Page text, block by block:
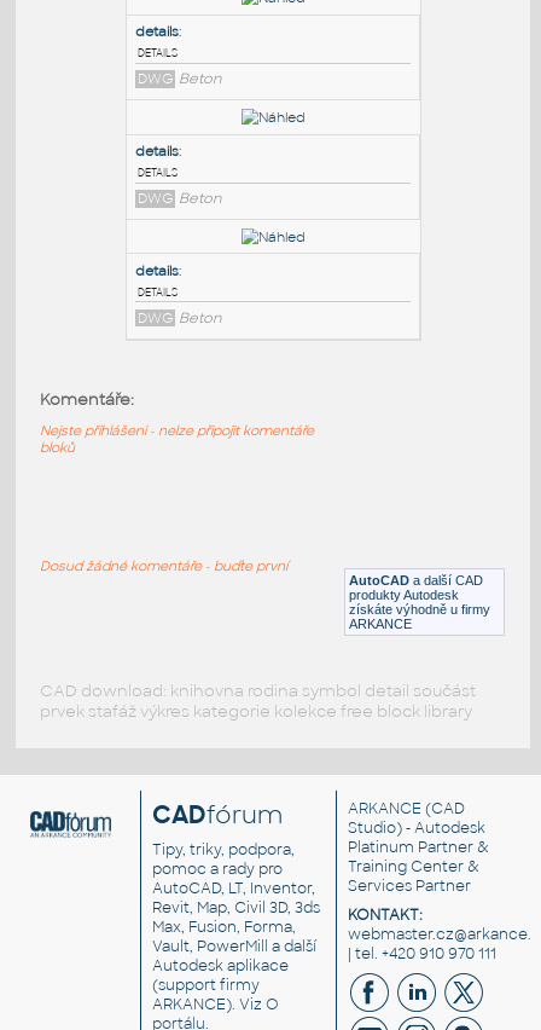
PODOBNÉ BLOKY:
details:
DWG
details
DWG
DWG Beton
DWG Beton AutoCAD a další CAD
produkty Autodesk
získáte výhodně u firmy
ARKANCE
Komentáře:
Nejste přihlášeni - nelze připojit komentáře
bloků
Dosud žádné komentáře - buďte první
CAD download: knihovna rodina symbol detail součást
prvek stafáž výkres kategorie kolekce free block library
CADfórum
Tipy, triky, podpora,
pomoc a rady pro
AutoCAD, LT, Inventor,
Revit, Map, Civil 3D, 3ds
Max, Fusion, Forma,
Vault, PowerMill a další
Autodesk aplikace
(support firmy
ARKANCE). VizO
portálu.
ARKANCE (CAD
Studio) - Autodesk
Platinum Partner &
Training Center &
Services Partner
KONTAKT:
| tel. +420 910 970 111